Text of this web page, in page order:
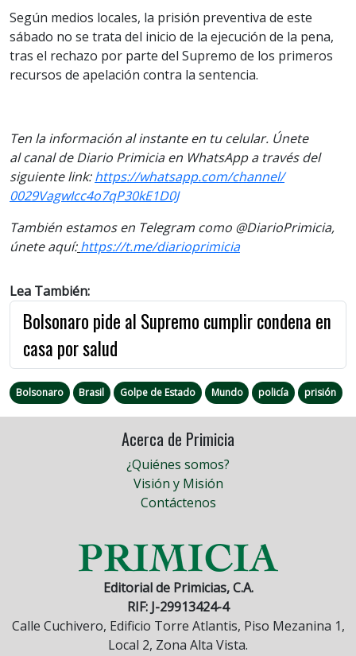
Según medios locales, la prisión preventiva de este
sábado no se trata del inicio de la ejecución de la pena,
tras el rechazo por parte del Supremo de los primeros
recursos de apelación contra la sentencia.
Ten la información al instante en tu celular. Únete
alcanalde Diario Primicia en WhatsApp a través del
siguiente link:https://whatsapp.com/channel/
0029VagwIcc4o7qP30kE1D0J
También estamos en Telegram como @DiarioPrimicia,
únete aquí: https://t.me/diarioprimicia
Lea También:
Bolsonaro pide al Supremo cumplir condena en
casa por salud
Bolsonaro Brasil Golpe de Estado Mundo policía prisión
Acerca de Primicia
¿Quiénes somos?
Visión y Misión
Contáctenos
Editorial de Primicias, C.A.
RIF: J-29913424-4
Calle Cuchivero, Edificio Torre Atlantis, Piso Mezanina 1,
Local 2, Zona Alta Vista.